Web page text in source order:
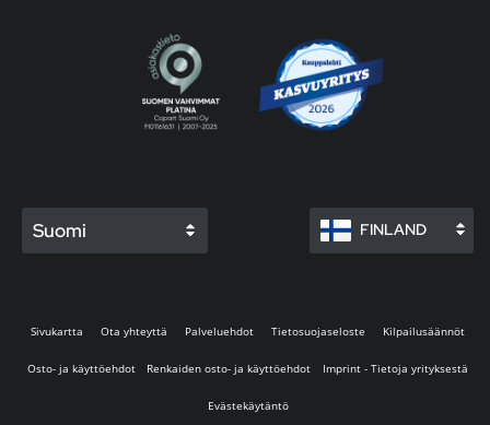
Suomi FINLAND
Sivukartta Ota yhteyttä Palveluehdot Tietosuojaseloste Kilpailusäännöt
Osto- ja käyttöehdot Renkaiden osto- ja käyttöehdot Imprint - Tietoja yrityksestä
Evästekäytäntö